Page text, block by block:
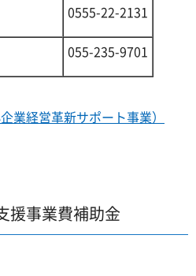
0555-22-2131
055-235-9701
業経営革新サポート事業）
援事業費補助金